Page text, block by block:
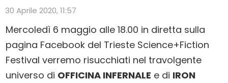
30 Aprile 2020, 11:57
Mercoledì 6 maggio alle 18.00 in diretta sulla
pagina Facebook del Trieste Science+Fiction
Festival verremo risucchiati nel travolgente
universo di OFFICINA INFERNALE e di IRON